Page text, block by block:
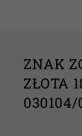
ZNAK
ZŁOTA
030104/